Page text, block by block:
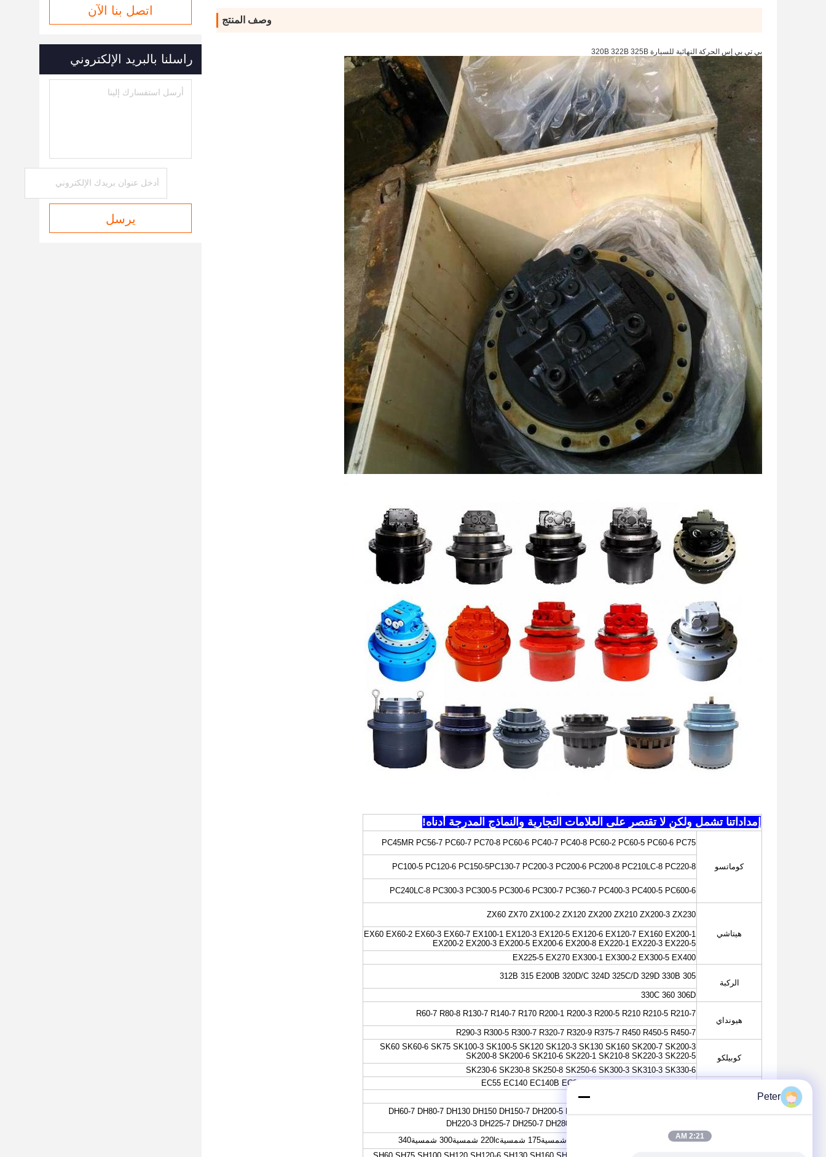
وصف المنتج
بي تي بي إس الحركة النهائية للسيارة 320B 322B 325B
إمداداتنا تشمل ولكن لا تقتصر على العلامات التجارية والنماذج المدرجة أدناه!
كوماتسو
PC45MR PC56-7 PC60-7 PC70-8 PC60-6 PC40-7 PC40-8 PC60-2 PC60-5 PC60-6 PC75
PC100-5 PC120-6 PC150-5PC130-7 PC200-3 PC200-6 PC200-8 PC210LC-8 PC220-8
PC240LC-8 PC300-3 PC300-5 PC300-6 PC300-7 PC360-7 PC400-3 PC400-5 PC600-6
هيتاشي
ZX60 ZX70 ZX100-2 ZX120 ZX200 ZX210 ZX200-3 ZX230
EX60 EX60-2 EX60-3 EX60-7 EX100-1 EX120-3 EX120-5 EX120-6 EX120-7 EX160 EX200-1
EX200-2 EX200-3 EX200-5 EX200-6 EX200-8 EX220-1 EX220-3 EX220-5
EX225-5 EX270 EX300-1 EX300-2 EX300-5 EX400
الركبة
305 312B 315 E200B 320D/C 324D 325C/D 329D 330B
330C 360 306D
هيونداي
R60-7 R80-8 R130-7 R140-7 R170 R200-1 R200-3 R200-5 R210 R210-5 R210-7
R290-3 R300-5 R300-7 R320-7 R320-9 R375-7 R450 R450-5 R450-7
كوبيلكو
SK60 SK60-6 SK75 SK100-3 SK100-5 SK120 SK120-3 SK130 SK160 SK200-7 SK200-3
SK200-8 SK200-6 SK210-6 SK220-1 SK210-8 SK220-3 SK220-5
SK230-6 SK230-8 SK250-8 SK250-6 SK300-3 SK310-3 SK330-6
EC55 EC140 EC140B EC210 EC210BLC EC240 EC240BLC
DH60-7 DH80-7 DH130 DH150 DH150-7 DH200-5 DH215-7 DH215-9 DH220-5 DH220-2
DH220-3 DH225-7 DH250-7 DH280-3 DH280 DH300 DH300-5 DH300-7
DH330-3 DH420LC-7 DX225 DX300 شمسية175 شمسية220lc شمسية300 شمسية340
اتصل بنا الآن
راسلنا بالبريد الإلكتروني
يرسل
Peter
2:21 AM